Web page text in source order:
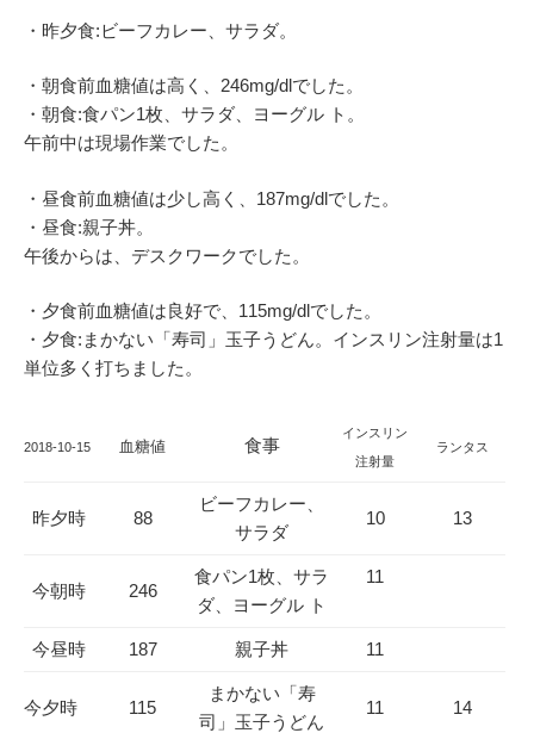
・昨夕食:ビーフカレー、サラダ。
・朝食前血糖値は高く、246mg/dlでした。
・朝食:食パン1枚、サラダ、ヨーグル ト。
午前中は現場作業でした。
・昼食前血糖値は少し高く、187mg/dlでした。
・昼食:親子丼。
午後からは、デスクワークでした。
・夕食前血糖値は良好で、115mg/dlでした。
・夕食:まかない「寿司」玉子うどん。インスリン注射量は1
単位多く打ちました。
2018-10-15 血糖値 食事
インスリン
注射量
ランタス
昨夕時 88
ビーフカレー、
サラダ
10 13
今朝時 246
食パン1枚、サラ
ダ、ヨーグル ト
11
今昼時 187 親子丼 11
今夕時 115
まかない「寿
司」玉子うどん
11 14